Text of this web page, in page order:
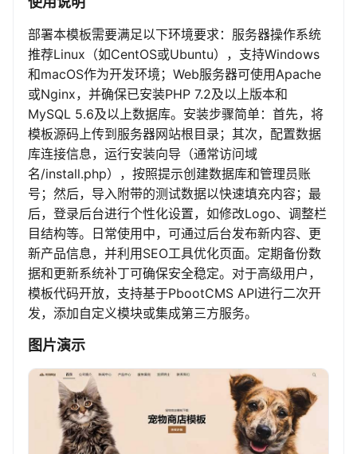
部署本模板需要满足以下环境要求：服务器操作系统
推荐Linux（如CentOS或Ubuntu），支持Windows
和macOS作为开发环境；Web服务器可使用Apache
或Nginx，并确保已安装PHP 7.2及以上版本和
MySQL 5.6及以上数据库。安装步骤简单：首先，将
模板源码上传到服务器网站根目录；其次，配置数据
库连接信息，运行安装向导（通常访问域
名/install.php），按照提示创建数据库和管理员账
号；然后，导入附带的测试数据以快速填充内容；最
后，登录后台进行个性化设置，如修改Logo、调整栏
目结构等。日常使用中，可通过后台发布新内容、更
新产品信息，并利用SEO工具优化页面。定期备份数
据和更新系统补丁可确保安全稳定。对于高级用户，
模板代码开放，支持基于PbootCMS API进行二次开
发，添加自定义模块或集成第三方服务。
图片演示